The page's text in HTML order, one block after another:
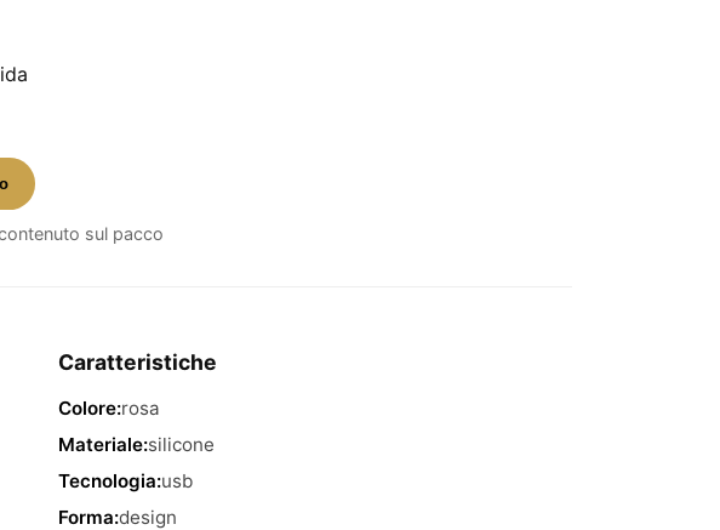
sul pacco
Caratteristiche
Colore:rosa
Materiale:silicone
Tecnologia:usb
Forma:design